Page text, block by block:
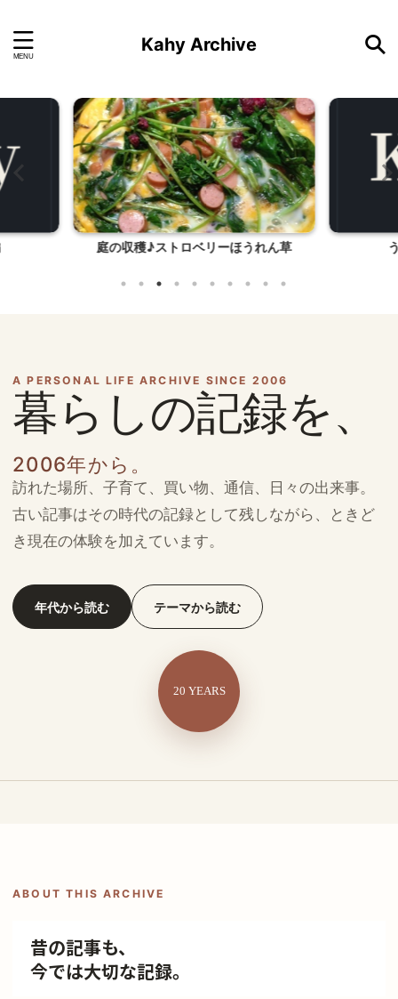
Kahy Archive
ん草 うな慎（浜松市西区） 生
A PERSONAL LIFE ARCHIVE SINCE 2006
暮らしの記録を、
2006年から。
訪れた場所、子育て、買い物、通信、日々の出来事。
古い記事はその時代の記録として残しながら、ときど
き現在の体験を加えています。
年代から読む テーマから読む
20 YEARS
ABOUT THIS ARCHIVE
昔の記事も、
今では大切な記録。